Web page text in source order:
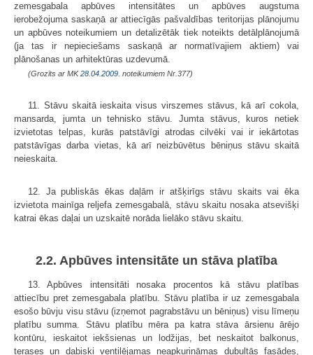
zemesgabala apbūves intensitātes un apbūves augstuma
ierobežojuma saskaņā ar attiecīgās pašvaldības teritorijas plānojumu
un apbūves noteikumiem un detalizētāk tiek noteikts detālplānojumā
(ja tas ir nepieciešams saskaņā ar normatīvajiem aktiem) vai
plānošanas un arhitektūras uzdevumā.
(Grozīts ar MK28.04.2009. noteikumiem Nr.377)
11. Stāvu skaitā ieskaita visus virszemes stāvus, kā arī cokola,
mansarda, jumta un tehnisko stāvu. Jumta stāvus, kuros netiek
izvietotas telpas, kurās patstāvīgi atrodas cilvēki vai ir iekārtotas
patstāvīgas darba vietas, kā arī neizbūvētus bēniņus stāvu skaitā
neieskaita.
12. Ja publiskās ēkas daļām ir atšķirīgs stāvu skaits vai ēka
izvietota mainīga reljefa zemesgabalā, stāvu skaitu nosaka atsevišķi
katrai ēkas daļai un uzskaitē norāda lielāko stāvu skaitu.
2.2. Apbūves intensitāte un stāva platība
13. Apbūves intensitāti nosaka procentos kā stāvu platības
attiecību pret zemesgabala platību. Stāvu platība ir uz zemesgabala
esošo būvju visu stāvu (izņemot pagrabstāvu un bēniņus) visu līmeņu
platību summa. Stāvu platību mēra pa katra stāva ārsienu ārējo
kontūru, ieskaitot iekšsienas un lodžijas, bet neskaitot balkonus,
terases un dabiski ventilējamas neapkurināmas dubultās fasādes,